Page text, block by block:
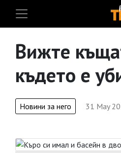
Вижте
където е
Новини за него 31 May